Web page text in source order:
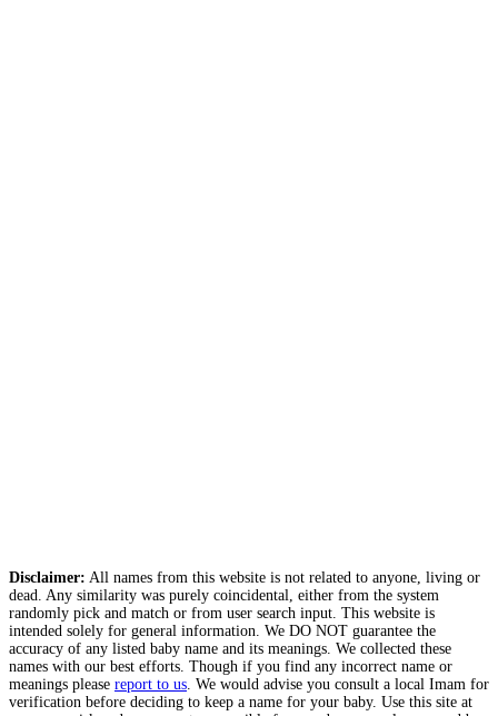
Disclaimer: All names from this website is not related to anyone, living or
dead. Any similarity was purely coincidental, either from the system
randomly pick and match or from user search input. This website is
intended solely for general information. We DO NOT guarantee the
accuracy of any listed baby name and its meanings. We collected these
names with our best efforts. Though if you find any incorrect name or
meanings please report to us . We would advise you consult a local Imam for
verification before deciding to keep a name for your baby. Use this site at